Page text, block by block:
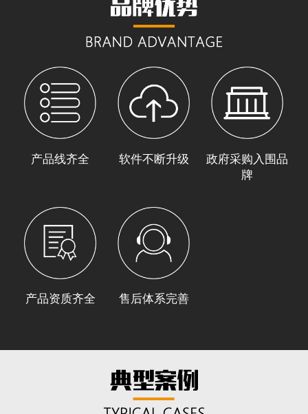
产品线齐全 软件不断升级
政府采购入围品
牌
产品资质齐全 售后体系完善